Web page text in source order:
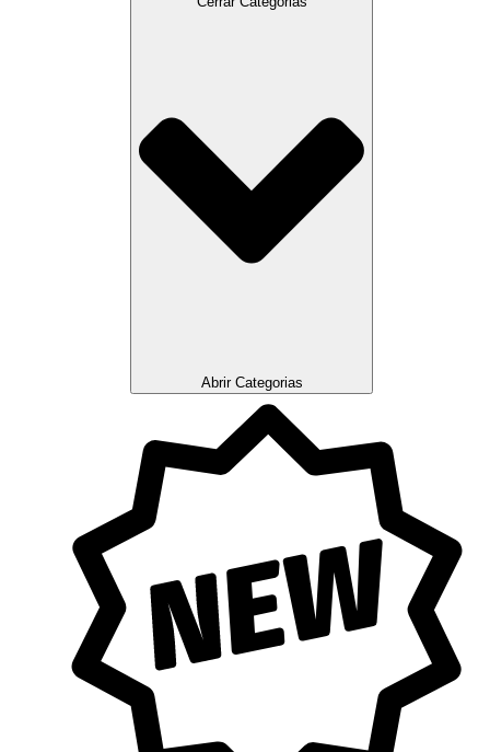
Abrir Categorias